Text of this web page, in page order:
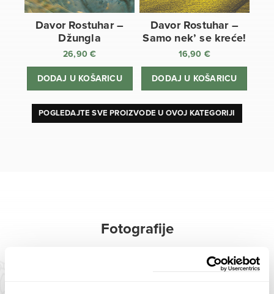
Davor Rostuhar –
Džungla
26,90€
DODAJ U KOŠARICU
Davor Rostuhar –
Samo nek’ se kreće!
16,90 €
DODAJ U KOŠARICU
POGLEDAJTE SVE PROIZVODE U OVOJ KATEGORIJI
Fotografije